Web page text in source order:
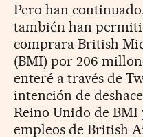
Pero han
también han
comprara British
(BMI) por 206
enteré a través de
intención de
Reino Unido de
empleos de British